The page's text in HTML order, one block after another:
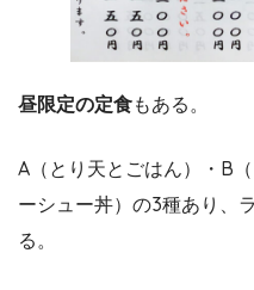
昼限定の定食もある。
A（とり天とごはん）・B
ーシュー丼）の3種あり、
る。